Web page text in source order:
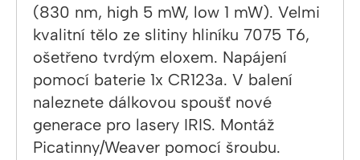
(830 nm, high 5 mW, low 1 mW). Velmi
kvalitní tělo ze slitiny hliníku 7075 T6,
ošetřeno tvrdým eloxem. Napájení
pomocí baterie 1x CR123a. V balení
naleznete dálkovou spoušť nové
generace pro lasery IRIS. Montáž
Picatinny/Weaver pomocí šroubu.